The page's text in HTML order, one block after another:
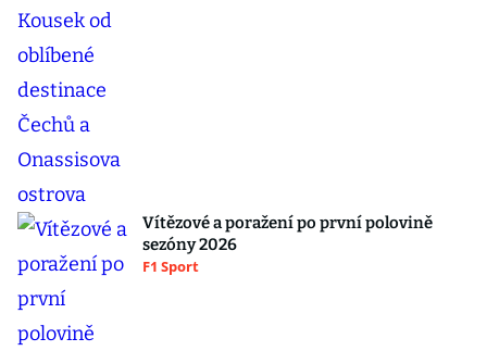
Vítězové a poražení po první polovině
sezóny 2026
F1 Sport